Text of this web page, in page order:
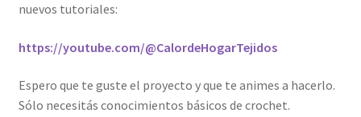
nuevos tutoriales:
https://youtube.com/@CalordeHogarTejidos
Espero que te guste el proyecto y que te animes a hacerlo.
Sólo necesitás conocimientos básicos de crochet.